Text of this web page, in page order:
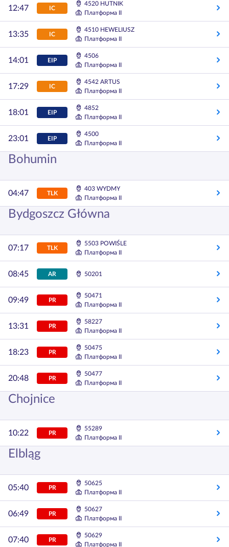
12:47 IC
4520 HUTNIK
Платформа II
13:35 IC
4510 HEWELIUSZ
Платформа II
14:01 EIP
4506
Платформа II
17:29 IC
4542 ARTUS
Платформа II
18:01 EIP
4852
Платформа II
23:01 EIP
4500
Платформа II
Bohumin
04:47 TLK
403 WYDMY
Платформа II
Bydgoszcz Główna
07:17 TLK
5503 POWIŚLE
Платформа II
08:45 AR 50201
09:49 PR
50471
Платформа II
13:31 PR
58227
Платформа II
18:23 PR
50475
Платформа II
20:48 PR
50477
Платформа II
Chojnice
10:22 PR
55289
Платформа II
Elbląg
05:40 PR
50625
Платформа II
06:49 PR
50627
Платформа II
07:40 PR
50629
Платформа II